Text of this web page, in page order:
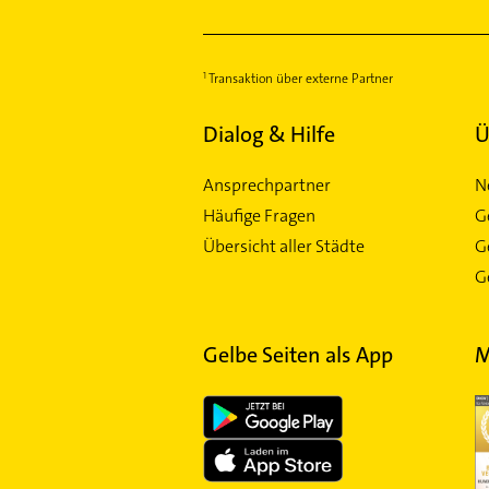
Oberbilk
Pempelfort
Rath
Reisholz
Stadtmitte
Urdenbach
Vennhausen
Volmerswerth
Wersten
Wittlaer
Transaktion über externe Partner
Dialog & Hilfe
Ansprechpartner
Häufige Fragen
Übersicht aller Städte
Gelbe Seiten als App